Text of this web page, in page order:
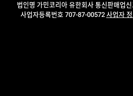
법인명 가민코리아 유한회사 통신판매업
사업자등록번호 707-87-00572 사업자